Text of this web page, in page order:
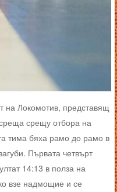
на Локомотив, представящ
срещу отбора на
тима бяха рамо до рамо в
Първата четвърт
14:13 в полза на
взе надмощие и се